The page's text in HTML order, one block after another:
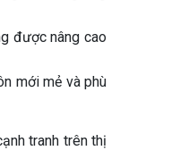
được nâng cao
mới mẻ và phù
tranh trên thị